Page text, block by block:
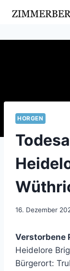
Inhalt
HORGEN
16. Dezember
Verstorbene
Heidelore
Bürgerort: